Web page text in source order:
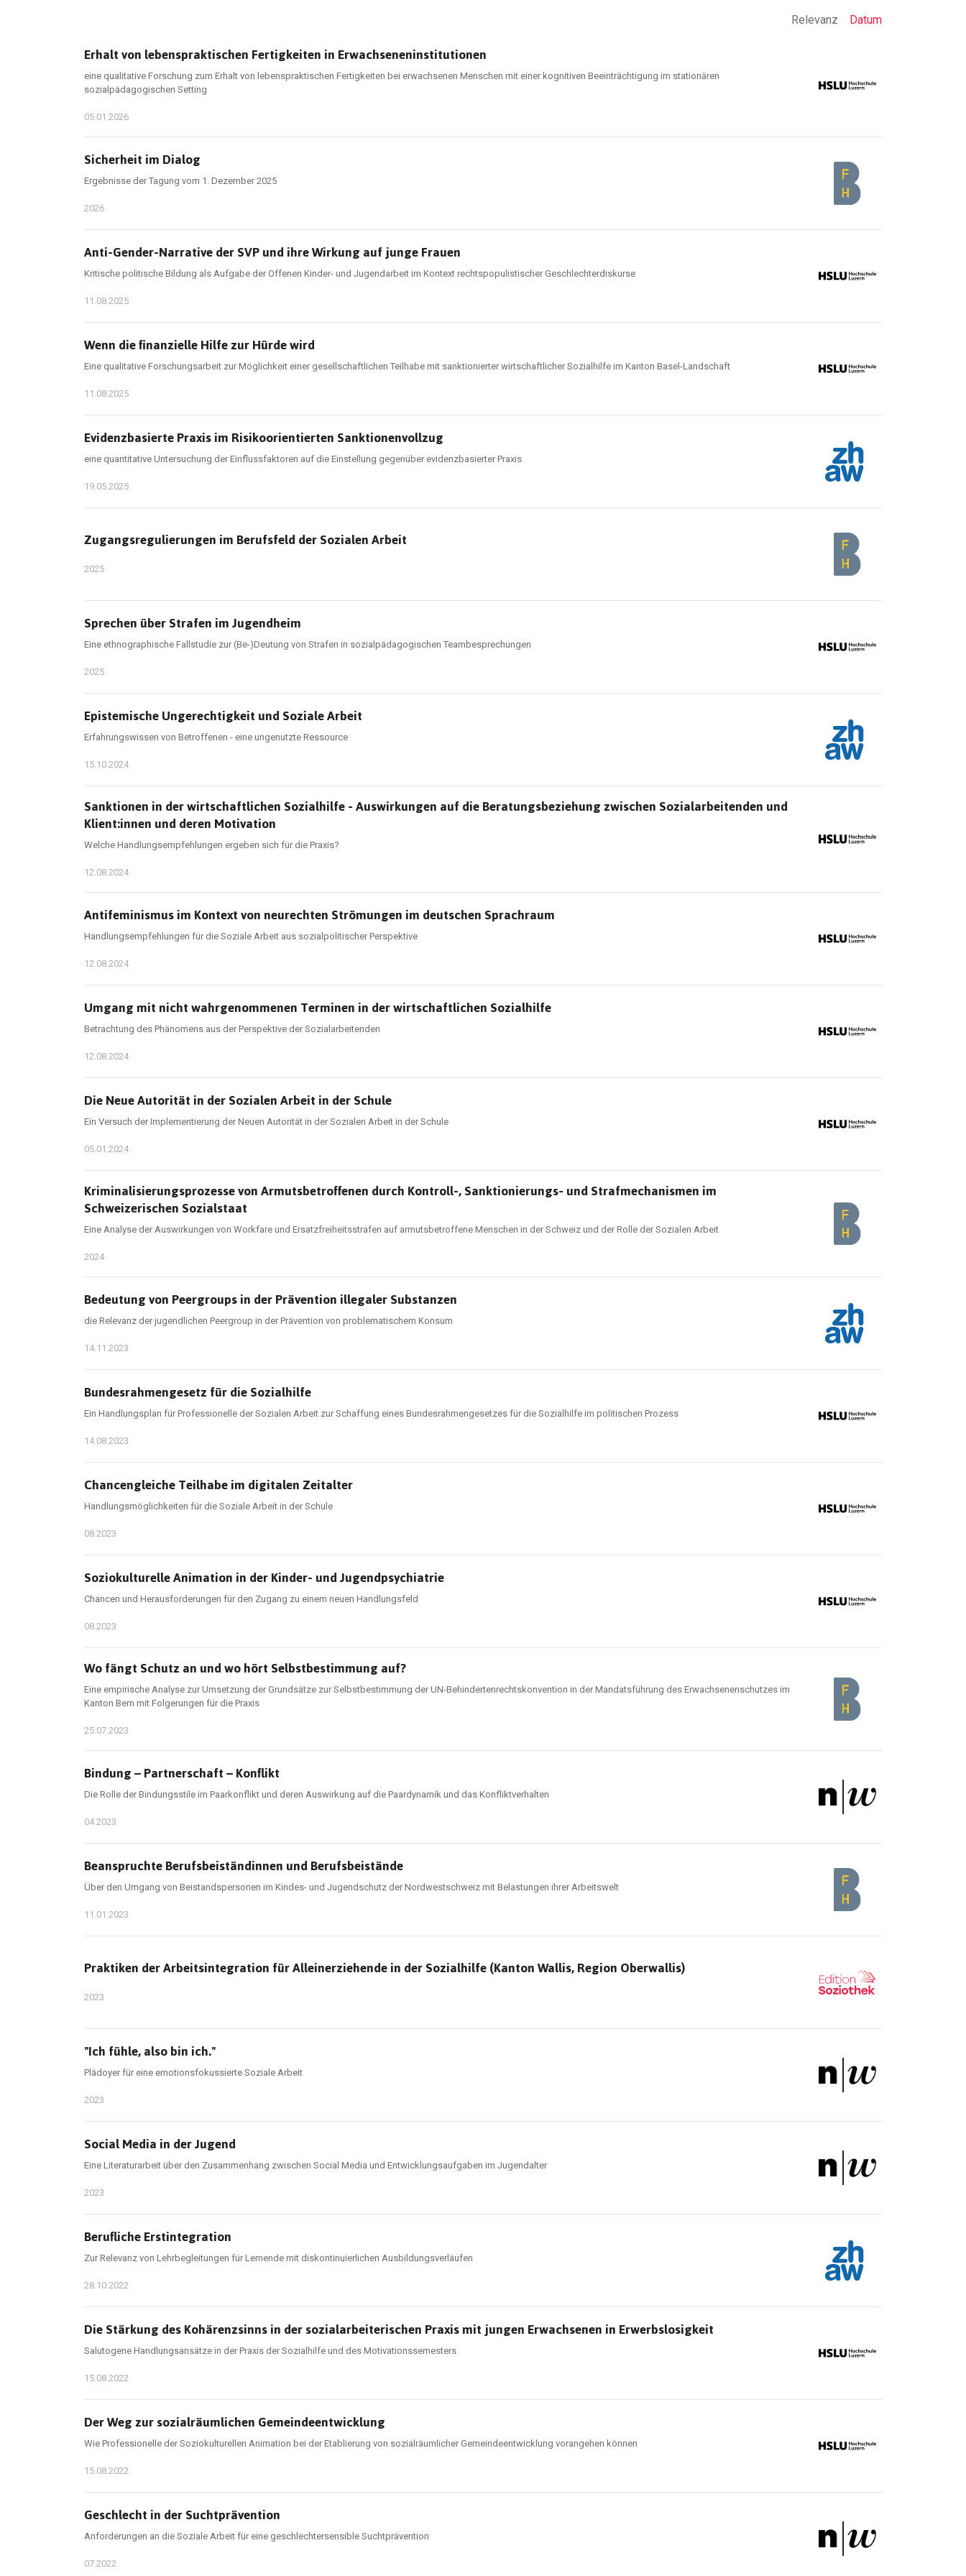
Relevanz Datum
Erhalt von lebenspraktischen Fertigkeiten in Erwachseneninstitutionen
eine qualitative Forschung zum Erhalt von lebenspraktischen Fertigkeiten bei erwachsenen Menschen mit einer kognitiven Beeinträchtigung im stationären
sozialpädagogischen Setting
05.01.2026
Sicherheit im Dialog
Ergebnisse der Tagung vom 1. Dezember 2025
2026
Anti-Gender-Narrative der SVP und ihre Wirkung auf junge Frauen
Kritische politische Bildung als Aufgabe der Offenen Kinder- und Jugendarbeit im Kontext rechtspopulistischer Geschlechterdiskurse
11.08.2025
Wenn die finanzielle Hilfe zur Hürde wird
Eine qualitative Forschungsarbeit zur Möglichkeit einer gesellschaftlichen Teilhabe mit sanktionierter wirtschaftlicher Sozialhilfe im Kanton Basel-Landschaft
11.08.2025
Evidenzbasierte Praxis im Risikoorientierten Sanktionenvollzug
eine quantitative Untersuchung der Einflussfaktoren auf die Einstellung gegenüber evidenzbasierter Praxis
19.05.2025
Zugangsregulierungen im Berufsfeld der Sozialen Arbeit
2025
Sprechen über Strafen im Jugendheim
Eine ethnographische Fallstudie zur (Be-)Deutung von Strafen in sozialpädagogischen Teambesprechungen
2025
Epistemische Ungerechtigkeit und Soziale Arbeit
Erfahrungswissen von Betroffenen - eine ungenutzte Ressource
15.10.2024
Sanktionen in der wirtschaftlichen Sozialhilfe - Auswirkungen auf die Beratungsbeziehung zwischen Sozialarbeitenden und
Klient:innen und deren Motivation
Welche Handlungsempfehlungen ergeben sich für die Praxis?
12.08.2024
Antifeminismus im Kontext von neurechten Strömungen im deutschen Sprachraum
Handlungsempfehlungen für die Soziale Arbeit aus sozialpolitischer Perspektive
12.08.2024
Umgang mit nicht wahrgenommenen Terminen in der wirtschaftlichen Sozialhilfe
Betrachtung des Phänomens aus der Perspektive der Sozialarbeitenden
12.08.2024
Die Neue Autorität in der Sozialen Arbeit in der Schule
Ein Versuch der Implementierung der Neuen Autorität in der Sozialen Arbeit in der Schule
05.01.2024
Kriminalisierungsprozesse von Armutsbetroffenen durch Kontroll-, Sanktionierungs- und Strafmechanismen im
Schweizerischen Sozialstaat
Eine Analyse der Auswirkungen von Workfare und Ersatzfreiheitsstrafen auf armutsbetroffene Menschen in der Schweiz und der Rolle der Sozialen Arbeit
2024
Bedeutung von Peergroups in der Prävention illegaler Substanzen
die Relevanz der jugendlichen Peergroup in der Prävention von problematischem Konsum
14.11.2023
Bundesrahmengesetz für die Sozialhilfe
Ein Handlungsplan für Professionelle der Sozialen Arbeit zur Schaffung eines Bundesrahmengesetzes für die Sozialhilfe im politischen Prozess
14.08.2023
Chancengleiche Teilhabe im digitalen Zeitalter
Handlungsmöglichkeiten für die Soziale Arbeit in der Schule
08.2023
Soziokulturelle Animation in der Kinder- und Jugendpsychiatrie
Chancen und Herausforderungen für den Zugang zu einem neuen Handlungsfeld
08.2023
Wo fängt Schutz an und wo hört Selbstbestimmung auf?
Eine empirische Analyse zur Umsetzung der Grundsätze zur Selbstbestimmung der UN-Behindertenrechtskonvention in der Mandatsführung des Erwachsenenschutzes im
Kanton Bern mit Folgerungen für die Praxis
25.07.2023
Bindung – Partnerschaft – Konflikt
Die Rolle der Bindungsstile im Paarkonflikt und deren Auswirkung auf die Paardynamik und das Konfliktverhalten
04.2023
Beanspruchte Berufsbeiständinnen und Berufsbeistände
Über den Umgang von Beistandspersonen im Kindes- und Jugendschutz der Nordwestschweiz mit Belastungen ihrer Arbeitswelt
11.01.2023
Praktiken der Arbeitsintegration für Alleinerziehende in der Sozialhilfe (Kanton Wallis, Region Oberwallis)
2023
"Ich fühle, also bin ich."
Plädoyer für eine emotionsfokussierte Soziale Arbeit
2023
Social Media in der Jugend
Eine Literaturarbeit über den Zusammenhang zwischen Social Media und Entwicklungsaufgaben im Jugendalter
2023
Berufliche Erstintegration
Zur Relevanz von Lehrbegleitungen für Lernende mit diskontinuierlichen Ausbildungsverläufen
28.10.2022
Die Stärkung des Kohärenzsinns in der sozialarbeiterischen Praxis mit jungen Erwachsenen in Erwerbslosigkeit
Salutogene Handlungsansätze in der Praxis der Sozialhilfe und des Motivationssemesters
15.08.2022
Der Weg zur sozialräumlichen Gemeindeentwicklung
Wie Professionelle der Soziokulturellen Animation bei der Etablierung von sozialräumlicher Gemeindeentwicklung vorangehen können
15.08.2022
Geschlecht in der Suchtprävention
Anforderungen an die Soziale Arbeit für eine geschlechtersensible Suchtprävention
07.2022